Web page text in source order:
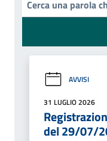
AVVISI
31 LUGLIO 2026
del 29/07/